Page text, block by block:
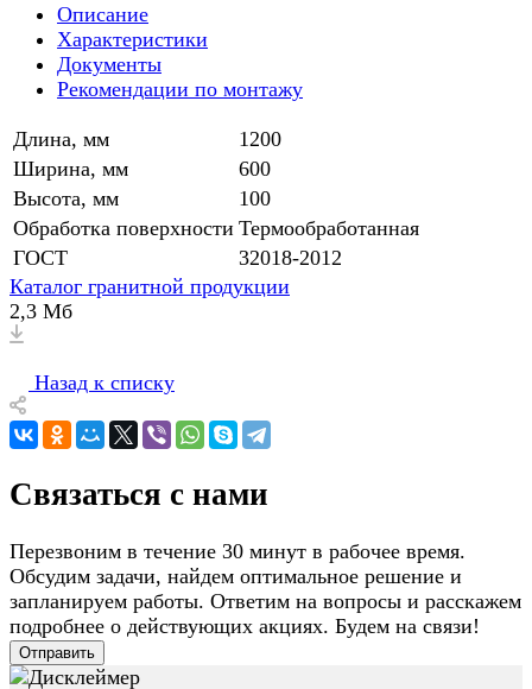
Описание
Характеристики
Документы
Рекомендации по монтажу
Длина, мм
1200
Ширина, мм
600
Высота, мм
100
Обработка поверхности Термообработанная
ГОСТ
32018-2012
Каталог гранитной продукции
2,3 Мб
Назад к списку
Связаться с нами
Перезвоним в течение 30 минут в рабочее время.
Обсудим задачи, найдем оптимальное решение и
запланируем работы. Ответим на вопросы и расскажем
подробнее о действующих акциях. Будем на связи!
Отправить